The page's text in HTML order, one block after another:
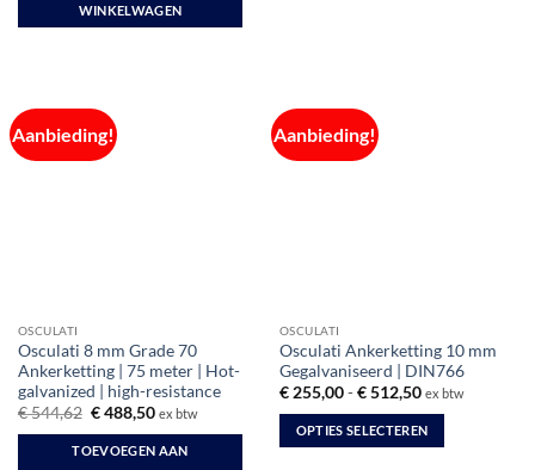
WINKELWAGEN
variaties.
Deze
optie
Aanbieding!
OSCULATI
Osculati 8 mm Grade 70
Ankerketting | 75 meter | Hot-
galvanized | high-resistance
€544,62 Oorspronkelijke
was:
€ 544,62.
€488,50Huidige
is:
€ 488,50.
ex btw
TOEVOEGEN AAN
Aanbieding!
OSCULATI
Osculati Ankerketting 10 mm
Gegalvaniseerd | DIN766
€255,00 - €512,50Prijsklasse:
tot
€ 512,50
ex btw
OPTIES SELECTEREN